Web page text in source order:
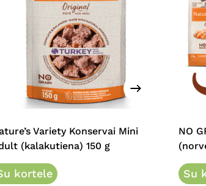
Variety Konservai Mini
(kalakutiena) 150 g
kortele
NO
Su